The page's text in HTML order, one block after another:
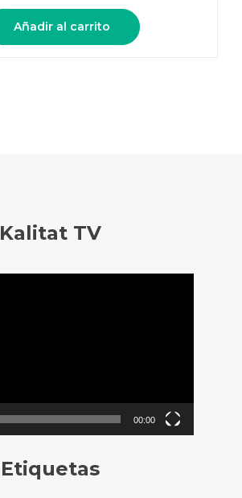
Añadir al carrito
Kalitat TV
00:00
Etiquetas